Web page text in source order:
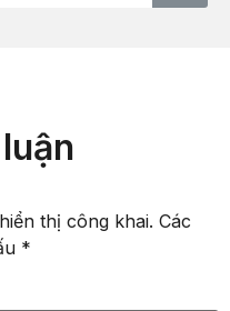
thị công khai. Các
*